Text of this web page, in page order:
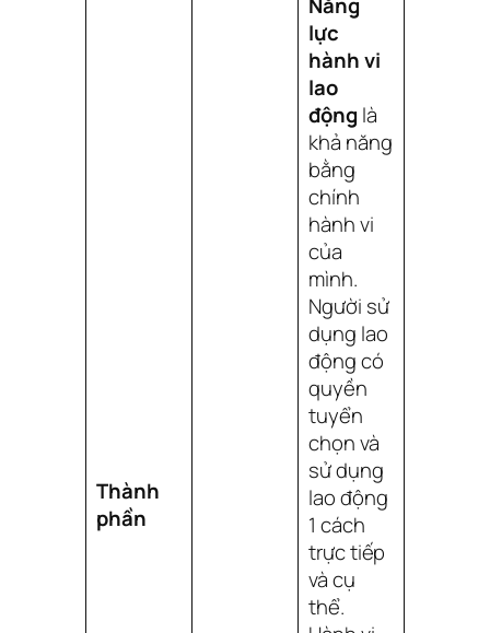
Thành
phần
Năng
lực
hành vi
lao
động là
khả năng
bằng
chính
hành vi
của
mình.
Người sử
dụng lao
động có
quyền
tuyển
chọn và
sử dụng
lao động
1 cách
trực tiếp
và cụ
thể.